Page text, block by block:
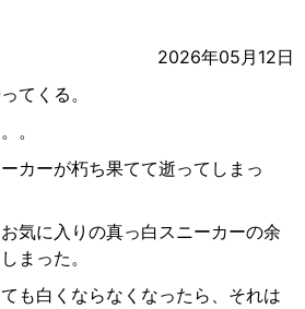
2026年05月12日
てくる。
。
カーが朽ち果てて逝ってしまっ
気に入りの真っ白スニーカーの余
まった。
も白くならなくなったら、それは